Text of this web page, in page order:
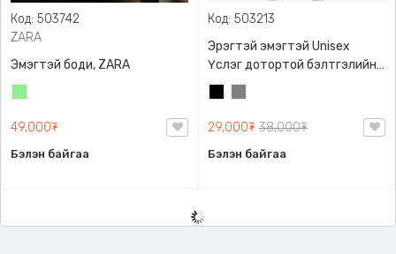
Код: 503742
ZARA
Эмэгтэй боди, ZARA
49,000₮
Бэлэн байгаа
Код: 503213
Эрэгтэй эмэгтэй Unisex
Үслэг дотортой бэлтгэлийн
өмд,
29,000₮ 38,000₮
Бэлэн байгаа